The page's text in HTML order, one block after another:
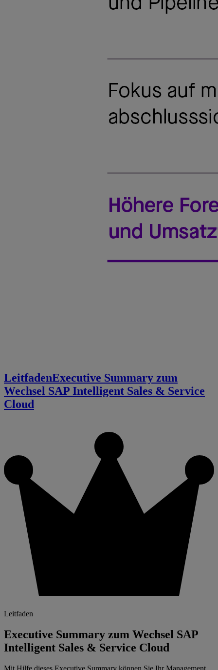
LeitfadenExecutive Summary zum
Wechsel SAP Intelligent Sales & Service
Cloud
Leitfaden
Executive Summary zum Wechsel SAP
Intelligent Sales & Service Cloud